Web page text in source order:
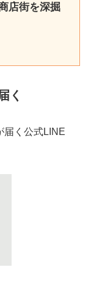
店街を深掘
く
届く公式LINE